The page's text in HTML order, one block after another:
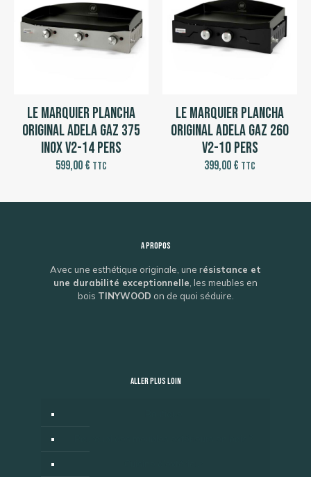
Le Marquier Plancha
Original Adela Gaz 375
Inox V2-14 pers
599,00€ TTC
Le Marquier Plancha
Original Adela Gaz 260
V2-10 pers
399,00€ TTC
A propos
Avec une esthétique originale, une résistance et
une durabilité exceptionnelle, les meubles en
bois TINYWOOD on de quoi séduire.
ALLER PLUS LOIN